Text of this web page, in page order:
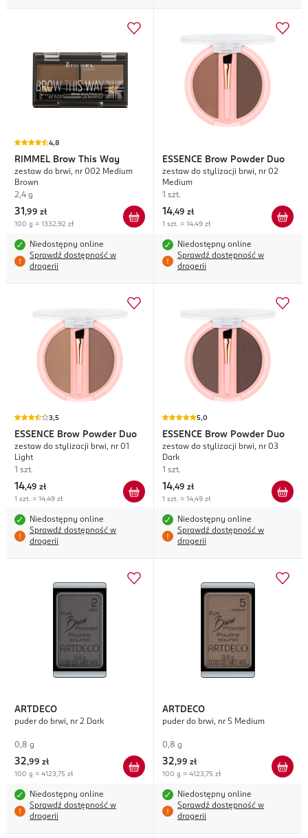
4,8
RIMMEL Brow This Way
zestaw do brwi, nr 002 Medium
Brown
2,4 g
31 ,99 zł
100 g = 1332,92 zł
Niedostępny online
Sprawdź dostępność w
drogerii
ESSENCE Brow Powder Duo
zestaw do stylizacji brwi, nr 02
Medium
1 szt.
14,49 zł
1 szt. = 14,49 zł
Niedostępny online
Sprawdź dostępność w
drogerii
3,5
ESSENCE Brow Powder Duo
zestaw do stylizacji brwi, nr 01
Light
1 szt.
14,49 zł
1 szt. = 14,49 zł
Niedostępny online
Sprawdź dostępność w
drogerii
5,0
ESSENCE Brow Powder Duo
zestaw do stylizacji brwi, nr 03
Dark
1 szt.
14,49 zł
1 szt. = 14,49 zł
Niedostępny online
Sprawdź dostępność w
drogerii
ARTDECO
puder do brwi, nr 2 Dark
0,8 g
32,99 zł
100 g = 4123,75 zł
Niedostępny online
Sprawdź dostępność w
drogerii
ARTDECO
puder do brwi, nr 5 Medium
0,8 g
32,99 zł
100 g = 4123,75 zł
Niedostępny online
Sprawdź dostępność w
drogerii